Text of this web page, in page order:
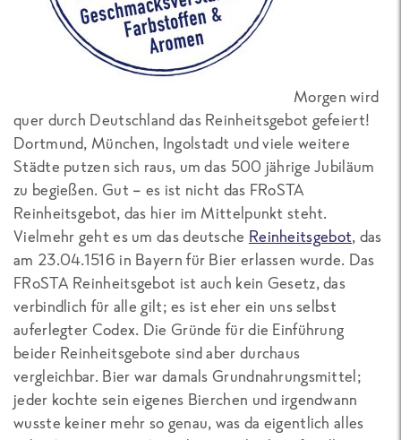
Morgen wird
quer durch Deutschland das Reinheitsgebot gefeiert!
Dortmund, München, Ingolstadt und viele weitere
Städte putzen sich raus, um das 500 jährige Jubiläum
zu begießen. Gut – es ist nicht das FRoSTA
Reinheitsgebot, das hier im Mittelpunkt steht.
Vielmehr geht es um das deutsche Reinheitsgebot, das
am 23.04.1516 in Bayern für Bier erlassen wurde. Das
FRoSTA Reinheitsgebot ist auch kein Gesetz, das
verbindlich für alle gilt; es ist eher ein uns selbst
auferlegter Codex. Die Gründe für die Einführung
beider Reinheitsgebote sind aber durchaus
vergleichbar. Bier war damals Grundnahrungsmittel;
jeder kochte sein eigenes Bierchen und irgendwann
wusste keiner mehr so genau, was da eigentlich alles